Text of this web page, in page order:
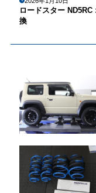
ロードスター
換